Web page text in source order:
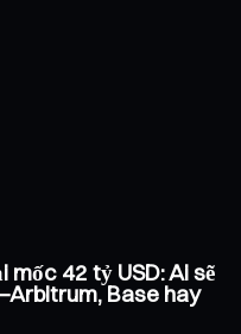
42 tỷ USD: Ai sẽ
Base hay